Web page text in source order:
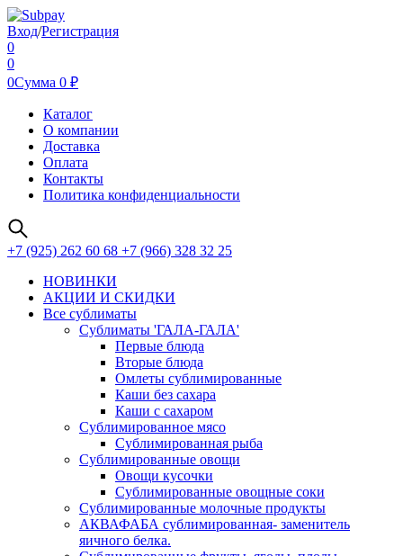
Вход/Регистрация
0
0
0Сумма 0 ₽
Каталог
О компании
Доставка
Оплата
Контакты
Политика конфиденциальности
+7 (925) 262 60 68 +7 (966) 328 32 25
НОВИНКИ
АКЦИИ И СКИДКИ
Все сублиматы
Сублиматы 'ГАЛА-ГАЛА'
Первые блюда
Вторые блюда
Омлеты сублимированные
Каши без сахара
Каши с сахаром
Сублимированное мясо
Сублимированная рыба
Сублимированные овощи
Овощи кусочки
Сублимированные овощные соки
Сублимированные молочные продукты
АКВАФАБА сублимированная- заменитель
яичного белка.